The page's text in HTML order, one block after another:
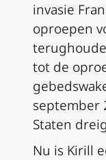
invasie
oproepen
tot de
september
Staten
Nu is Kirill